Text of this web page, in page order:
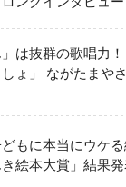
」は抜群の歌唱力
ょ」 ながたまや
どもに本当にウケ
絵本大賞」結果